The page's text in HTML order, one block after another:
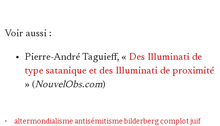
Voir aussi :
Pierre-André Taguieff, « Des Illuminati de
type satanique et des Illuminati de proximité
» (NouvelObs.com)
altermondialisme antisémitisme bilderbergcomplot juif